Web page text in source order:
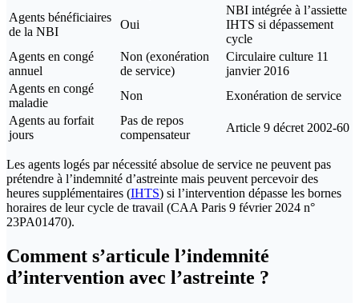
Agents bénéficiaires
de la NBI
Oui
NBI intégrée à l’assiette
IHTS si dépassement
cycle
Agents en congé
annuel
Non (exonération
de service)
Circulaire culture 11
janvier 2016
Agents en congé
maladie
Non
Exonération de service
Agents au forfait
jours
Pas de repos
compensateur
Article 9 décret 2002-60
Les agents logés par nécessité absolue de service ne peuvent pas
prétendre à l’indemnité d’astreinte mais peuvent percevoir des
heures supplémentaires (IHTS) si l’intervention dépasse les bornes
horaires de leur cycle de travail (CAA Paris 9 février 2024 n°
23PA01470).
Comment s’articule l’indemnité
d’intervention avec l’astreinte ?